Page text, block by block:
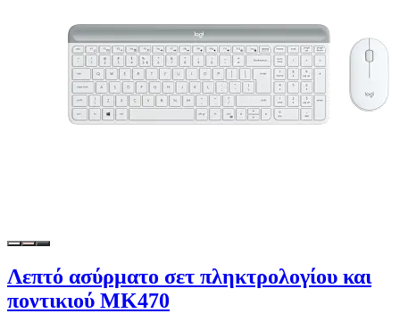
Λεπτό ασύρματο σετ πληκτρολογίου και
ποντικιού MK470